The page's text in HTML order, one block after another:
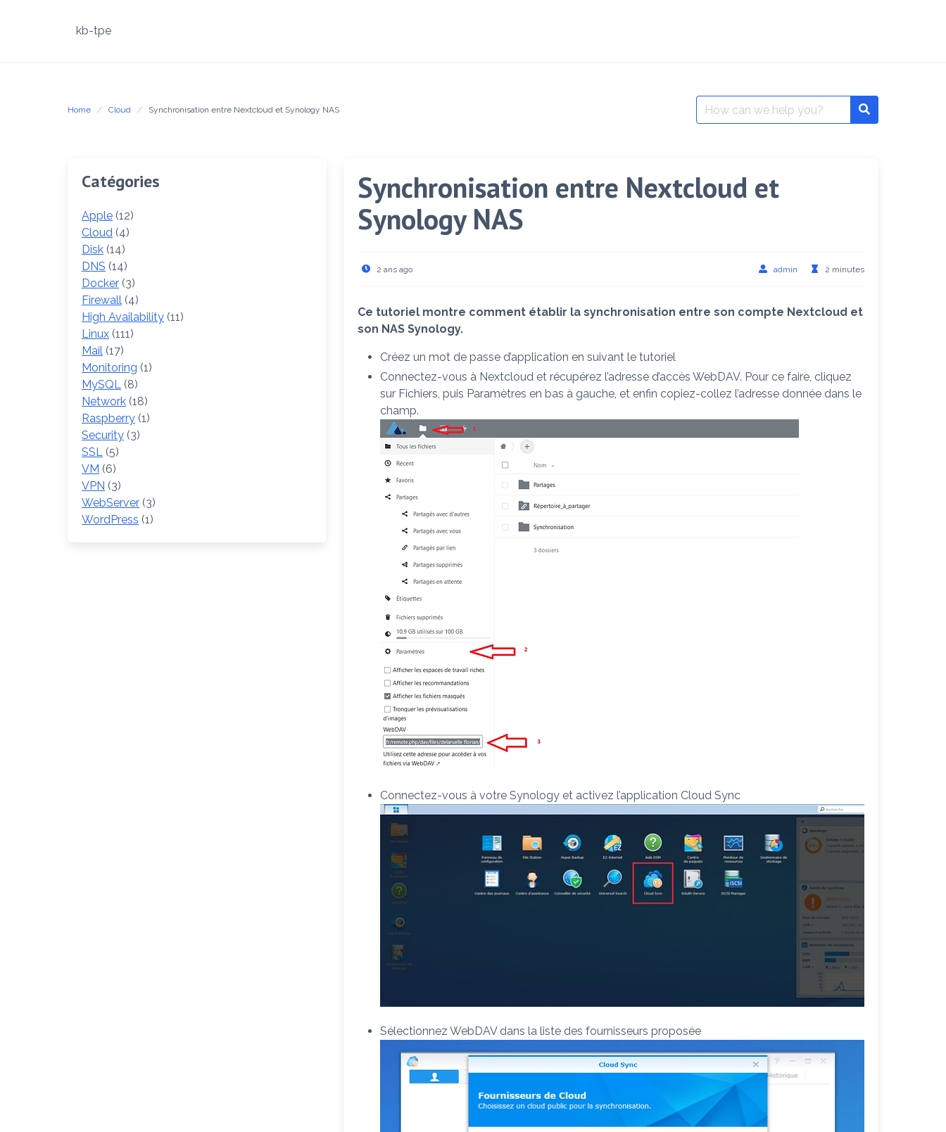
kb-tpe
Home Cloud Synchronisation entre Nextcloud et Synology NAS
Search
for:
Search
Catégories
Apple (12)
Cloud (4)
Disk (14)
DNS (14)
Docker (3)
Firewall (4)
High Availability (11)
Linux (111)
Mail (17)
Monitoring (1)
MySQL (8)
Network (18)
Raspberry (1)
Security (3)
SSL (5)
VM (6)
VPN (3)
WebServer (3)
WordPress (1)
Synchronisation entre Nextcloud et
Synology NAS
2 ans ago admin 2 minutes
Ce tutoriel montre comment établir la synchronisation entre son compte Nextcloud et
son NAS Synology.
Créez un mot de passe d’application en suivant le tutoriel
Connectez-vous à Nextcloud et récupérez l’adresse d’accès WebDAV. Pour ce faire, cliquez
sur Fichiers, puis Paramètres en bas à gauche, et enfin copiez-collez l’adresse donnée dans le
champ.
Connectez-vous à votre Synology et activez l’application Cloud Sync
Sélectionnez WebDAV dans la liste des fournisseurs proposée